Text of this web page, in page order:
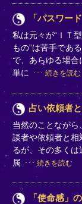
「パスワー
私は元々が“ＩＴ
もの”は苦手であ
で、あらゆる場
単に
続きを読む
占い依頼者
当然のことなが
談者や依頼者と相
るが、その多くは
属
続きを読む
「使命感」